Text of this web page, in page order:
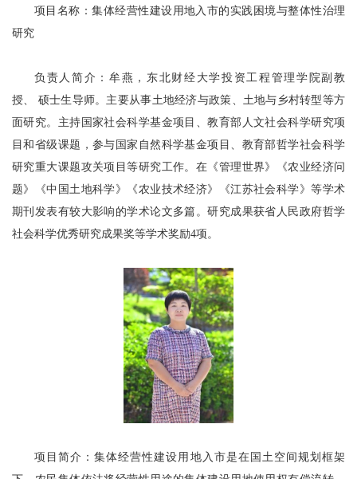
项目名称：集体经营性建设用地入市的实践困境与整体性治理
研究
负责人简介：牟燕，东北财经大学投资工程管理学院副教
授、 硕士生导师。主要从事土地经济与政策、土地与乡村转型等方
面研究。主持国家社会科学基金项目、教育部人文社会科学研究项
目和省级课题，参与国家自然科学基金项目、教育部哲学社会科学
研究重大课题攻关项目等研究工作。在《管理世界》《农业经济问
题》《中国土地科学》《农业技术经济》《江苏社会科学》等学术
期刊发表有较大影响的学术论文多篇。研究成果获省人民政府哲学
社会科学优秀研究成果奖等学术奖励4项。
项目简介：集体经营性建设用地入市是在国土空间规划框架